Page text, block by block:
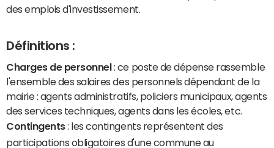
des emplois d'investissement.
Définitions :
Charges de personnel : ce poste de dépense rassemble
l'ensemble des salaires des personnels dépendant de la
mairie : agents administratifs, policiers municipaux, agents
des services techniques, agents dans les écoles, etc.
Contingents: les contingents représentent des
participations obligatoires d'une commune au